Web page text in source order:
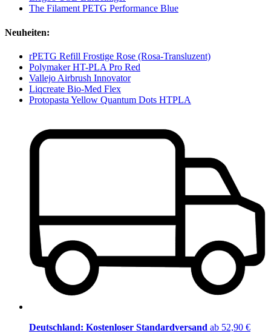
The Filament PETG Performance Blue
Neuheiten:
rPETG Refill Frostige Rose (Rosa-Transluzent)
Polymaker HT-PLA Pro Red
Vallejo Airbrush Innovator
Liqcreate Bio-Med Flex
Protopasta Yellow Quantum Dots HTPLA
Deutschland: Kostenloser Standardversand ab 52,90 €